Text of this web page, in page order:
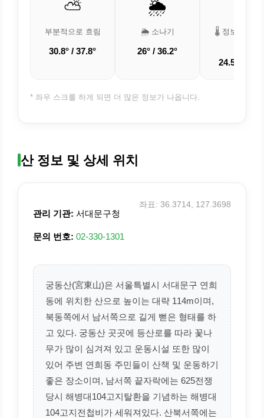
⛅
부분적으로 흐림
30.8° / 37.8°
🌦️
🌦️ 소나기
26° / 36.2°
🌡️ 정보 업데이
24.5° /
* 좌우 스크롤 하게 되면 더 많은 정보가 나옵니다.
산 정보 및 상세 위치
관리 기관: 서대문구청
문의 번호: 02-330-1301
좌표: 36.3714, 127.3698
궁동산(宮東山)은 서울특별시 서대문구 연희
동에 위치한 산으로 높이는 대략 114m이며,
북동쪽에서 남서쪽으로 길게 뻗은 형태를 하
고 있다. 궁동산 곳곳에 등산로를 따라 꽃나
무가 많이 심겨져 있고 운동시설 또한 많이
있어 주변 연희동 주민들이 산책 및 운동하기
좋은 장소이며, 남서쪽 끝자락에는 625전쟁
당시 해병대104고지탈환을 기념하는 해병대
104고지전첩비가 세워져있다. 산북서쪽에는